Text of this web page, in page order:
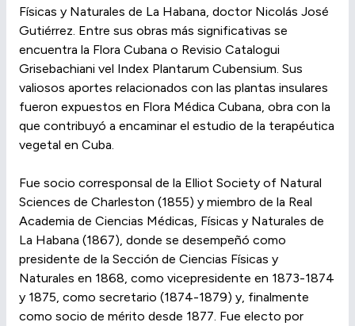
Físicas y Naturales de La Habana, doctor Nicolás José
Gutiérrez. Entre sus obras más significativas se
encuentra la Flora Cubana o Revisio Catalogui
Grisebachiani vel Index Plantarum Cubensium. Sus
valiosos aportes relacionados con las plantas insulares
fueron expuestos en Flora Médica Cubana, obra con la
que contribuyó a encaminar el estudio de la terapéutica
vegetal en Cuba.
Fue socio corresponsal de la Elliot Society of Natural
Sciences de Charleston (1855) y miembro de la Real
Academia de Ciencias Médicas, Físicas y Naturales de
La Habana (1867), donde se desempeñó como
presidente de la Sección de Ciencias Físicas y
Naturales en 1868, como vicepresidente en 1873-1874
y 1875, como secretario (1874-1879) y, finalmente
como socio de mérito desde 1877. Fue electo por